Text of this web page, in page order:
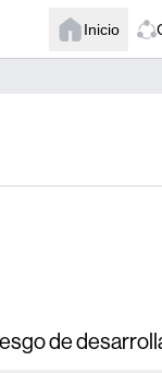
Inicio
de